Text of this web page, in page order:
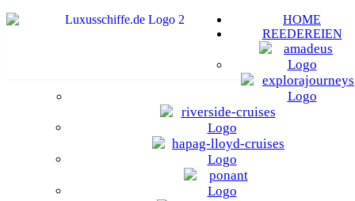
HOME
REEDEREIEN